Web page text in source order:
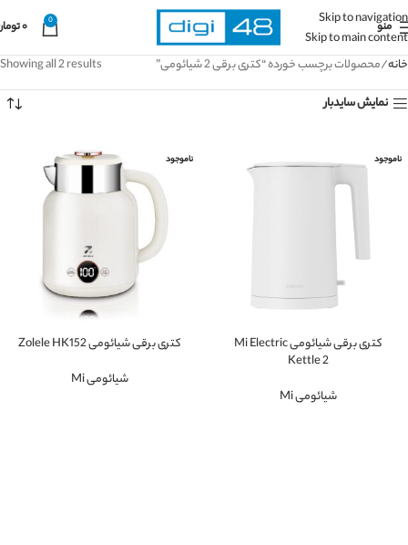
Skip to navigation
Skip to main content
منو 0 ۰
خانه محصولات برچسب خورده “کتری برقی 2 شیائومی”
Showing all 2 results
نمایش سایدبار
ناموجود
کتری برقی شیائومی Mi Electric
Kettle 2
شیائومی Mi
ناموجود
کتری برقی شیائومی Zolele HK152
شیائومی Mi